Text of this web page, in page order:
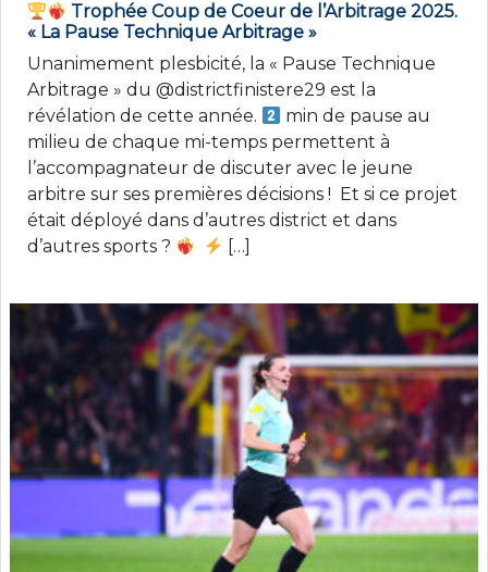
Trophée Coup de Coeur de l’Arbitrage 2025.
« La Pause Technique Arbitrage »
Unanimement plesbicité, la « Pause Technique
Arbitrage » du @districtfinistere29 est la
révélation de cette année.
min de pause au
milieu de chaque mi-temps permettent à
l’accompagnateur de discuter avec le jeune
arbitre sur ses premières décisions ! Et si ce projet
était déployé dans d’autres district et dans
d’autres sports ?
[…]